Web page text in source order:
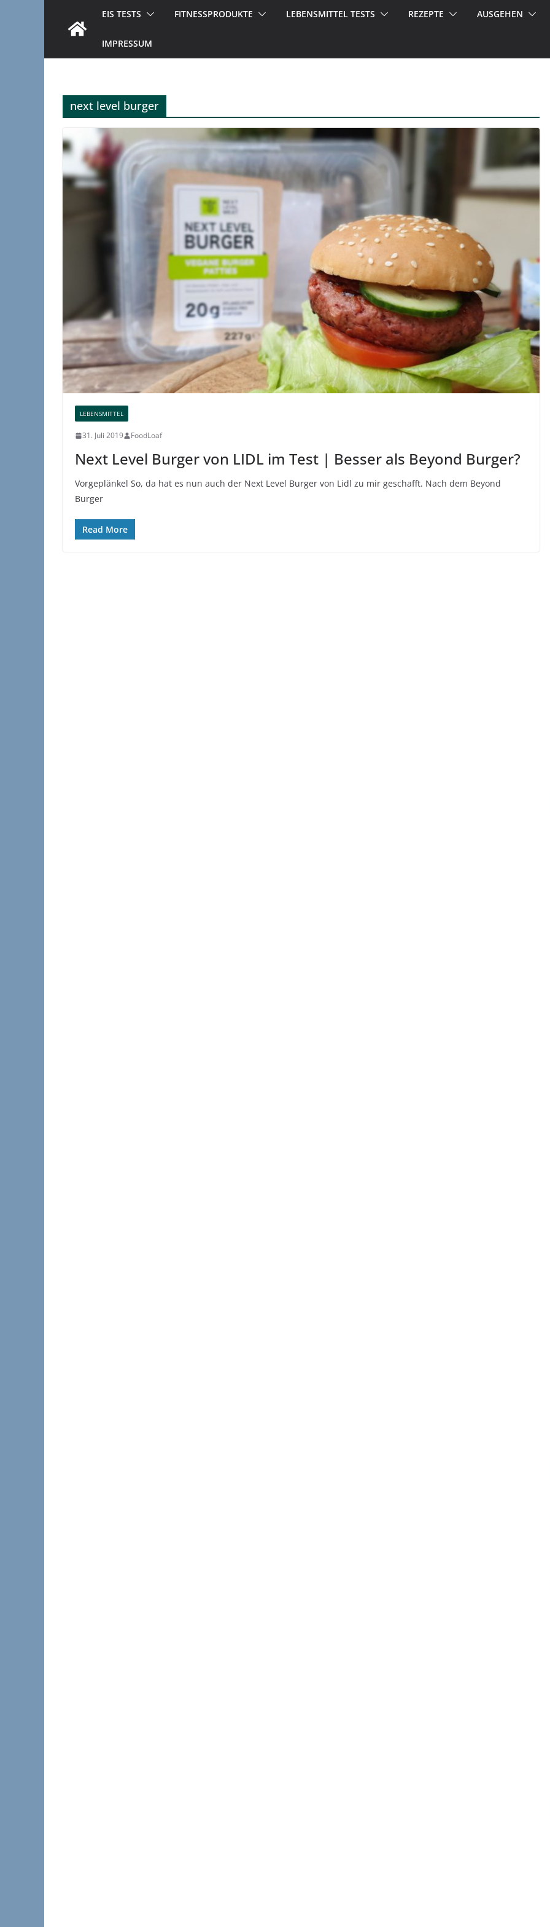
EIS TESTS FITNESSPRODUKTE LEBENSMITTEL TESTS REZEPTE AUSGEHEN
IMPRESSUM
next level burger
LEBENSMITTEL
31. Juli 2019 FoodLoaf
Next Level Burger von LIDL im Test | Besser als Beyond Burger?
Vorgeplänkel So, da hat es nun auch der Next Level Burger von Lidl zu mir geschafft. Nach dem Beyond
Burger
Read More